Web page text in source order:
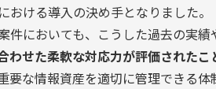
ける導入の決め手となりました。
件においても、こうした過去の実
わせた柔軟な対応力が評価されたこ
要な情報資産を適切に管理できる